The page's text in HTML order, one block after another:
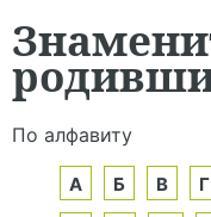
По алфавиту
А Б В Г